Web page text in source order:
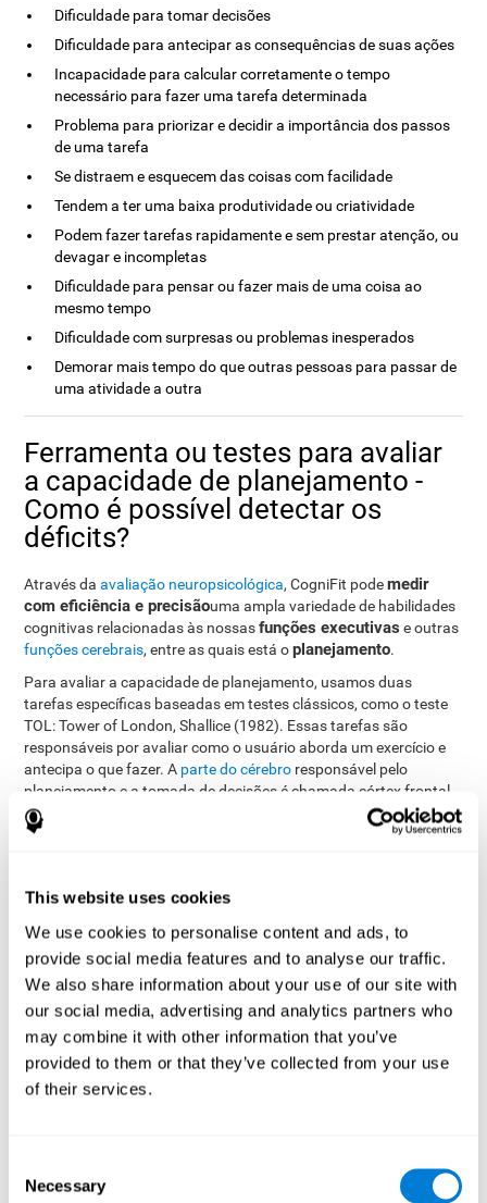
This website uses cookies
We use cookies to personalise content and ads, to
provide social media features and to analyse our traffic.
We also share information about your use of our site with
our social media, advertising and analytics partners who
may combine it with other information that you’ve
provided to them or that they’ve collected from your use
of their services.
Selection
Necessary
Dificuldade para tomar decisões
Dificuldade para antecipar as consequências de suas ações
Incapacidade para calcular corretamente o tempo
necessário para fazer uma tarefa determinada
Problema para priorizar e decidir a importância dos passos
de uma tarefa
Se distraem e esquecem das coisas com facilidade
Tendem a ter uma baixa produtividade ou criatividade
Podem fazer tarefas rapidamente e sem prestar atenção, ou
devagar e incompletas
Dificuldade para pensar ou fazer mais de uma coisa ao
mesmo tempo
Dificuldade com surpresas ou problemas inesperados
Demorar mais tempo do que outras pessoas para passar de
uma atividade a outra
Ferramenta ou testes para avaliar
a capacidade de planejamento -
Como é possível detectar os
déficits?
Através daavaliação neuropsicológica, CogniFit podemedir
com eficiência e precisãouma ampla variedade de habilidades
cognitivas relacionadas às nossasfunções executivas e outras
funções cerebrais, entre as quais está oplanejamento.
Para avaliar a capacidade de planejamento, usamos duas
tarefas específicas baseadas em testes clássicos, como o teste
TOL: Tower of London, Shallice (1982). Essas tarefas são
responsáveis por avaliar como o usuário aborda um exercício e
antecipa o que fazer. A parte do cérebro responsável pelo
planejamento e a tomada de decisões é chamada córtex frontal
ventolateral, a região que controla os pensamentos e as decisões
complexas, realização de objetivos, gerenciamento do tempo e
planejamento e a capacidade do usuário para usar o
esses exercícios também avaliam a percepção espacial, a
memória visual de curto prazo e a exploração visual.
VISMEM-PLAN
nos dígitos diretos e indiretos da Escala de Memoria de Wechsler
(WMS) e os clássicos testes Memory Malingering (TOMM) e o
Tower of London (TOL). Cada um mede uma habilidade cognitiva
diferente, usadas nas funções executivas. Esta tarefa permite
(TOL) e o clássico teste Hooper Visual Organisation Task (VOT)